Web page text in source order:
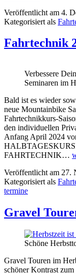
Veröffentlicht am 4.
Kategorisiert als
Fahrtechnik
Verbessere
Seminaren im
Bald ist es wieder
neue Mountainbike
Fahrtechnikkurs-
den individuellen
Anfang April 2024
FAHRTECHNIK…
Veröffentlicht am 27.
Kategorisiert als
termine
Gravel
Schöne
Gravel Touren im
schöner Kontrast